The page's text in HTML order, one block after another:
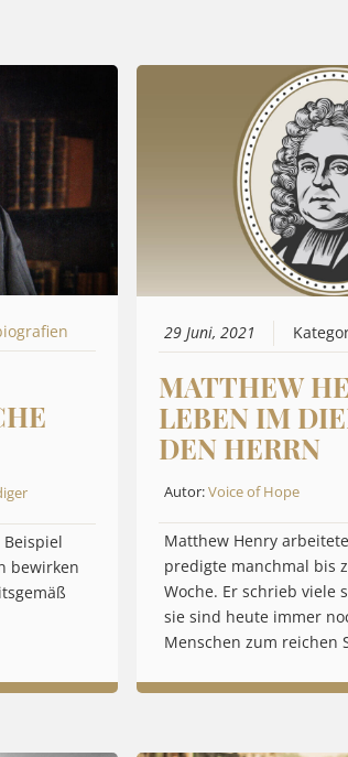
bewirken
29 Juni, 2021
MATTHEW
LEBEN IM
DEN HERRN
Autor:Voice of Hope
Matthew Henry
predigte manchmal bis
Woche. Er schrieb viele
sie sind heute immer
Menschen zum reichen